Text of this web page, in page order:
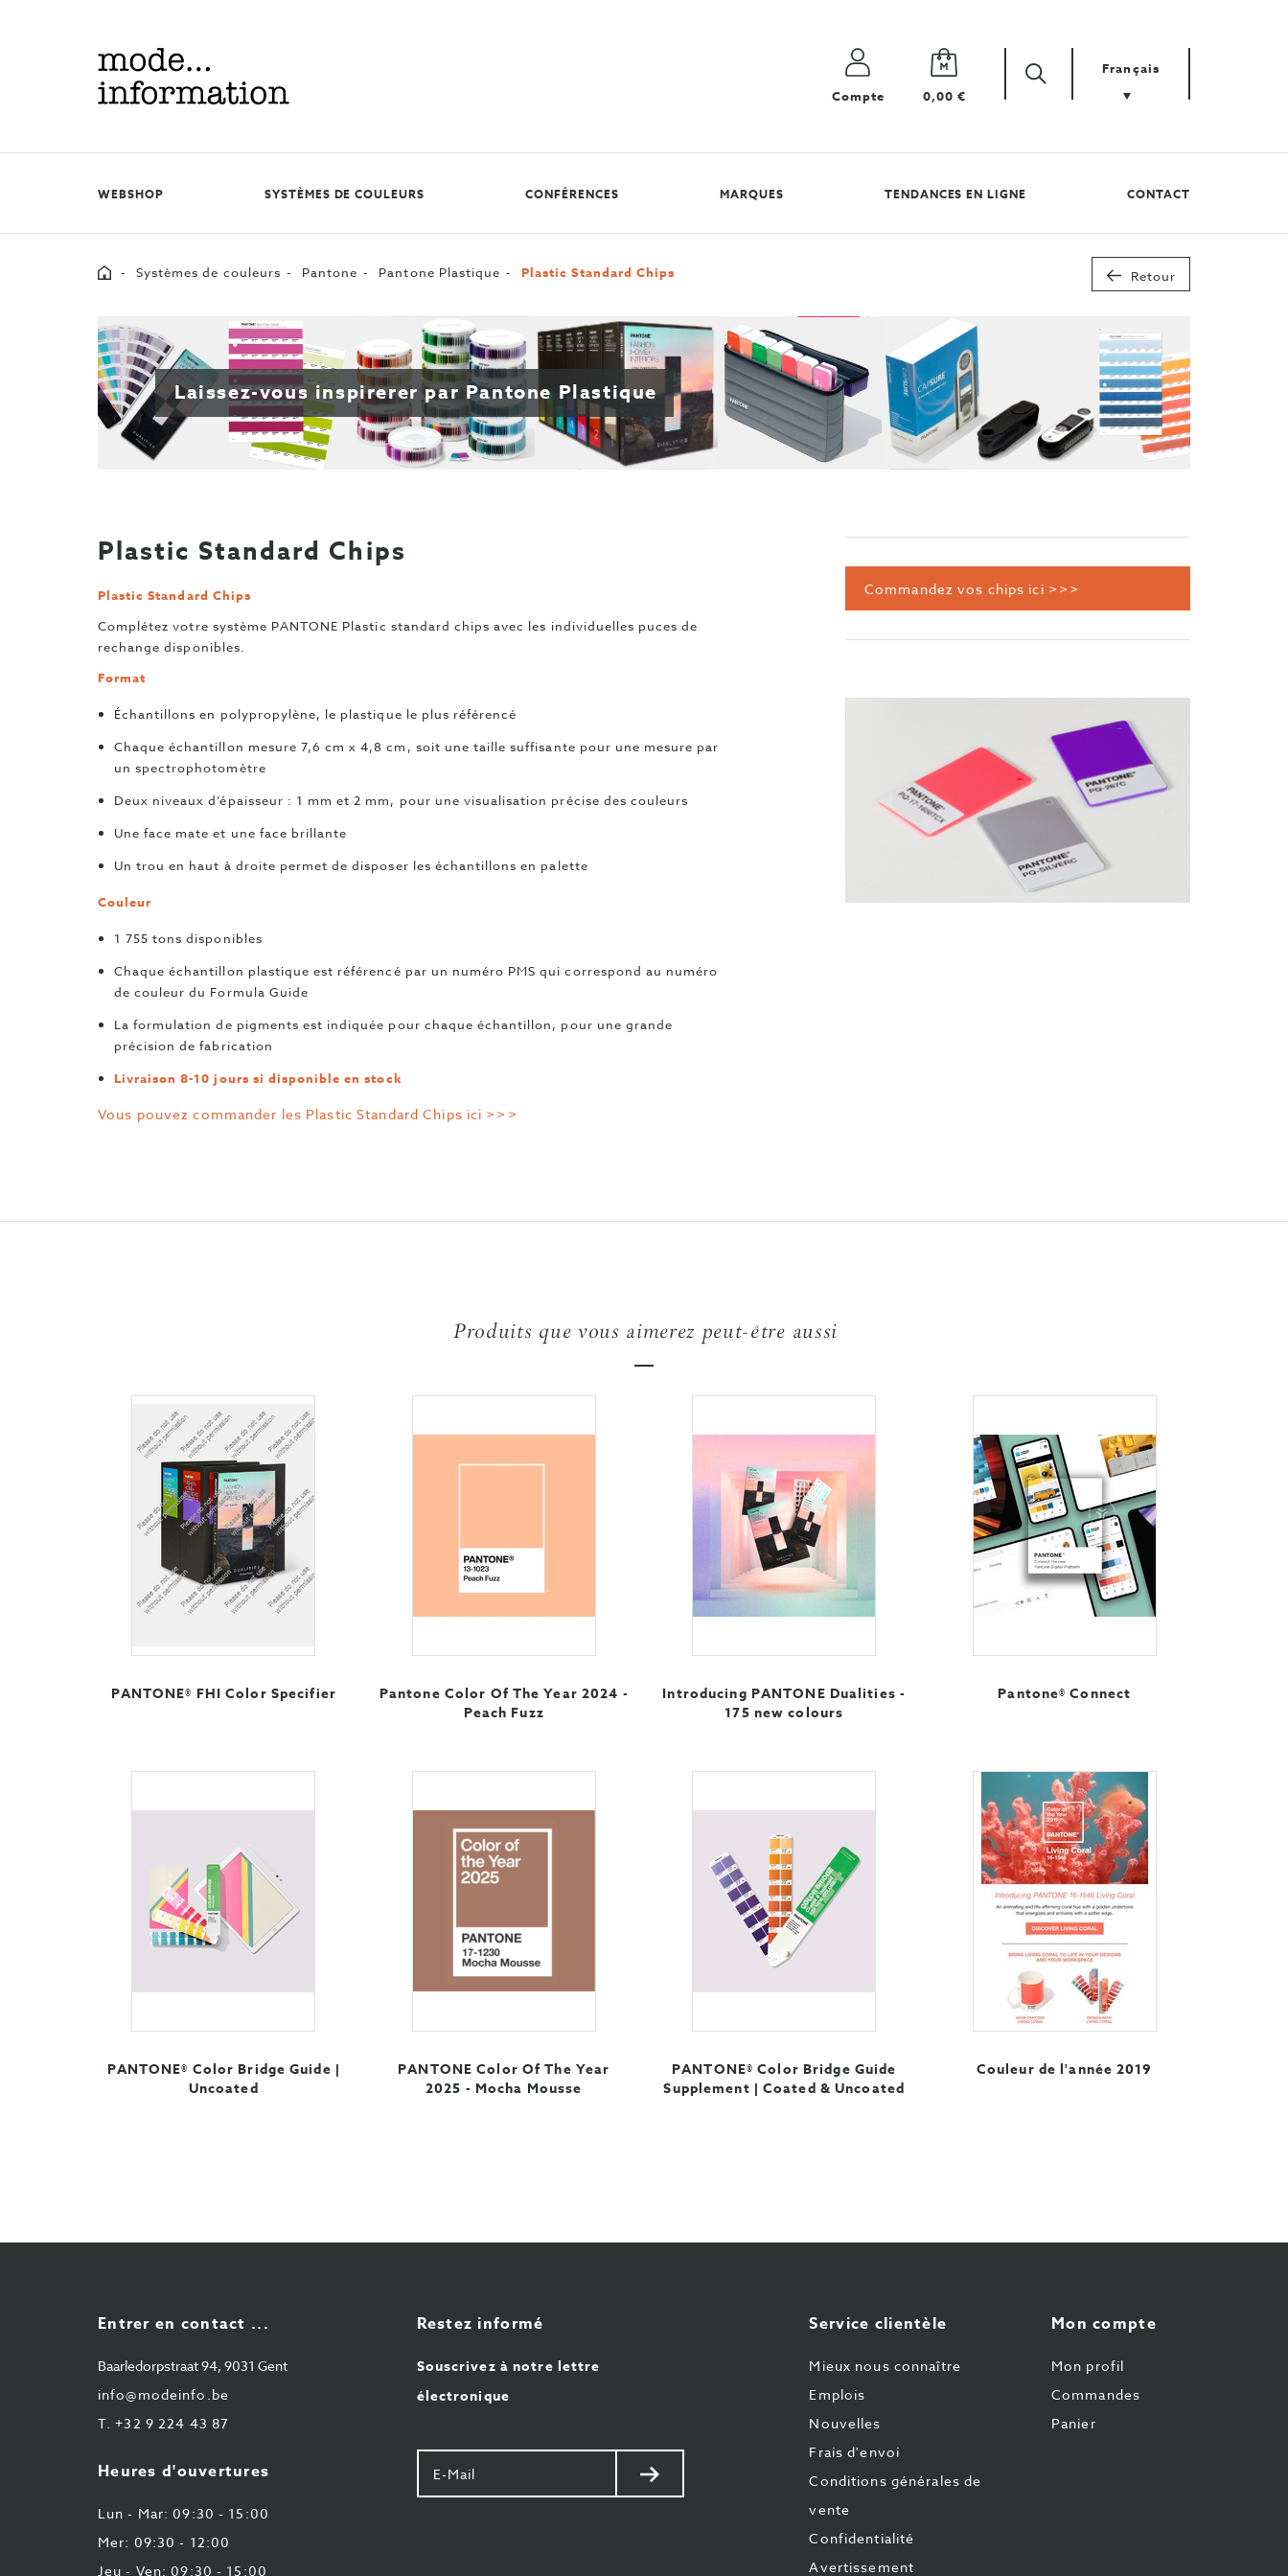
Mode
information
Compte 0,00 €
Cherchez
votre
Zoek Français
WEBSHOP SYSTÈMES DE COULEURS CONFÉRENCES MARQUES TENDANCES EN LIGNE CONTACT
HomeSystèmes de couleurs Pantone Pantone Plastique Plastic Standard Chips Retour
Laissez-vous inspirerer par Pantone Plastique
Plastic Standard Chips
Plastic Standard Chips
Complétez votre système PANTONE Plastic standard chips avec les individuelles puces de
rechange disponibles.
Format
Échantillons en polypropylène, le plastique le plus référencé
Chaque échantillon mesure 7,6 cm x 4,8 cm, soit une taille suffisante pour une mesure par
un spectrophotomètre
Deux niveaux d’épaisseur : 1 mm et 2 mm, pour une visualisation précise des couleurs
Une face mate et une face brillante
Un trou en haut à droite permet de disposer les échantillons en palette
Couleur
1 755 tons disponibles
Chaque échantillon plastique est référencé par un numéro PMS qui correspond au numéro
de couleur du Formula Guide
La formulation de pigments est indiquée pour chaque échantillon, pour une grande
précision de fabrication
Livraison 8-10 jours si disponible en stock
Vous pouvez commander les Plastic Standard Chips ici >>>
Commandez vos chips ici >>>
Produits que vous aimerez peut-être aussi
PANTONE® FHI Color Specifier
Pantone Color Of The Year 2024 -
Peach Fuzz
Introducing PANTONE Dualities -
175 new colours
Pantone® Connect
PANTONE® Color Bridge Guide |
Uncoated
PANTONE Color Of The Year
2025 - Mocha Mousse
PANTONE® Color Bridge Guide
Supplement | Coated & Uncoated
Couleur de l'année 2019
Entrer en contact ...
Baarledorpstraat 94, 9031 Gent
info@modeinfo.be
T.+32 9 224 43 87
Heures d'ouvertures
Lun - Mar: 09:30 - 15:00
Mer: 09:30 - 12:00
Jeu - Ven: 09:30 - 15:00
Restez informé
Souscrivez à notre lettre
électronique
Votre
mail
Envoyer
Service clientèle
Mieux nous connaître
Emplois
Nouvelles
Frais d'envoi
Conditions générales de
vente
Confidentialité
Avertissement
Mon compte
Mon profil
Commandes
Panier